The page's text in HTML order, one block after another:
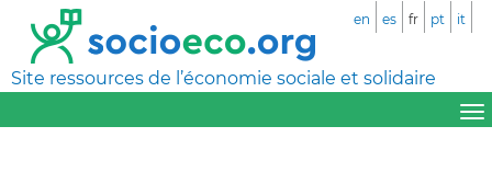
Site ressources de l’économie sociale et solidaire
en es fr pt it